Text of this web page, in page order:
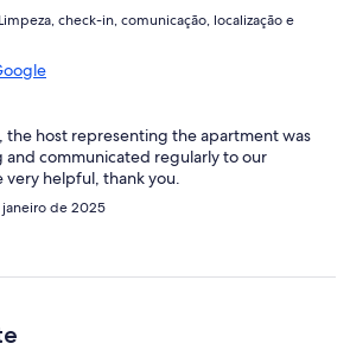
check-in, comunicação, localização e
the host representing the apartment was
and communicated regularly to our
helpful, thank you.
janeiro de 2025